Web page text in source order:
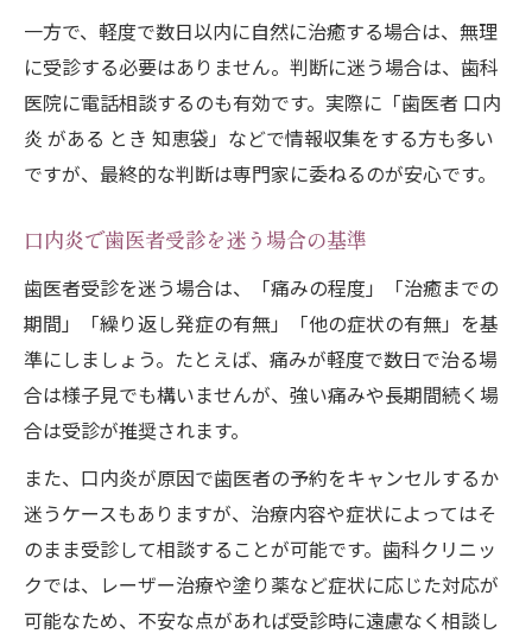
一方で、軽度で数日以内に自然に治癒する場合は、無理
に受診する必要はありません。判断に迷う場合は、歯科
医院に電話相談するのも有効です。実際に「歯医者 口内
炎 がある とき 知恵袋」などで情報収集をする方も多い
ですが、最終的な判断は専門家に委ねるのが安心です。
口内炎で歯医者受診を迷う場合の基準
歯医者受診を迷う場合は、「痛みの程度」「治癒までの
期間」「繰り返し発症の有無」「他の症状の有無」を基
準にしましょう。たとえば、痛みが軽度で数日で治る場
合は様子見でも構いませんが、強い痛みや長期間続く場
合は受診が推奨されます。
また、口内炎が原因で歯医者の予約をキャンセルするか
迷うケースもありますが、治療内容や症状によってはそ
のまま受診して相談することが可能です。歯科クリニッ
クでは、レーザー治療や塗り薬など症状に応じた対応が
可能なため、不安な点があれば受診時に遠慮なく相談し